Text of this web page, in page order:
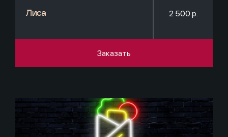
Лиса 2 500 р.
Заказать